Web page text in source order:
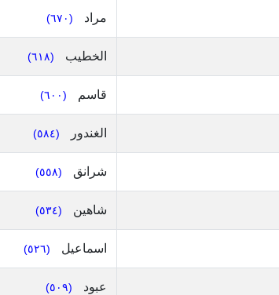
مراد (٦٧٠)
الخطيب (٦١٨)
قاسم (٦٠٠)
الغندور (٥٨٤)
شرانق (٥٥٨)
شاهين (٥٣٤)
اسماعيل (٥٢٦)
عبود (٥٠٩)